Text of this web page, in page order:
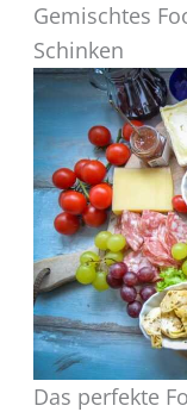
Gemischtes
Schinken
Das perfekte